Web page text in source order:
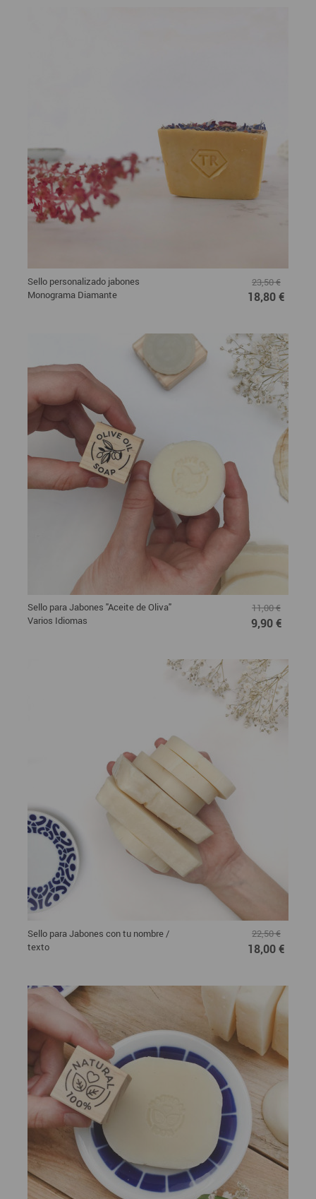
Sello personalizado jabones
Monograma Diamante
23,50 €
18,80 €
Sello para Jabones "Aceite de Oliva"
Varios Idiomas
11,00 €
9,90 €
Sello para Jabones con tu nombre /
texto
22,50 €
18,00 €